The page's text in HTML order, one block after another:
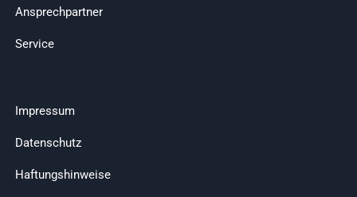
Ansprechpartner
Service
Impressum
Datenschutz
Haftungshinweise